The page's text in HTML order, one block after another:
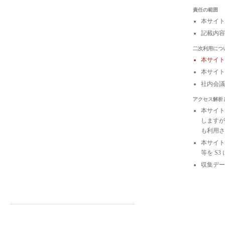
責任の範囲
本サイ
記載内
二次利用につ
本サイ
本サイ
社内会
アクセス解析
本サイ
します
も利用
本サイ
等を S3
収集デ